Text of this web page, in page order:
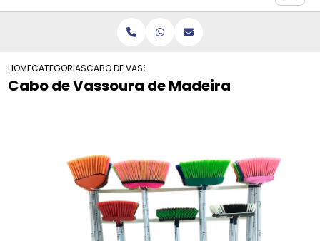
HOMECATEGORIASCABO DE VASSOURA DE MADEIRA
Cabo de Vassoura de Madeira